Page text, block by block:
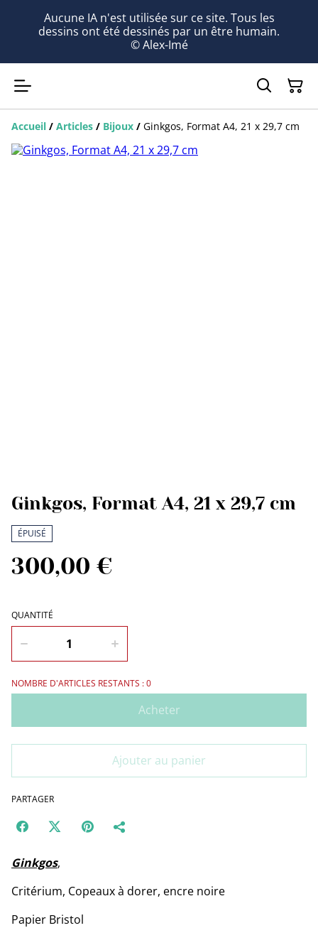
Aucune IA n'est utilisée sur ce site. Tous les
dessins ont été dessinés par un être humain.
© Alex-Imé
Accueil / Articles / Bijoux / Ginkgos, Format A4, 21 x 29,7 cm
Ginkgos, Format A4, 21 x 29,7 cm
ÉPUISÉ
300,00 €
QUANTITÉ
NOMBRE D'ARTICLES RESTANTS : 0
Acheter
Ajouter au panier
PARTAGER
Ginkgos,
Critérium, Copeaux à dorer, encre noire
Papier Bristol